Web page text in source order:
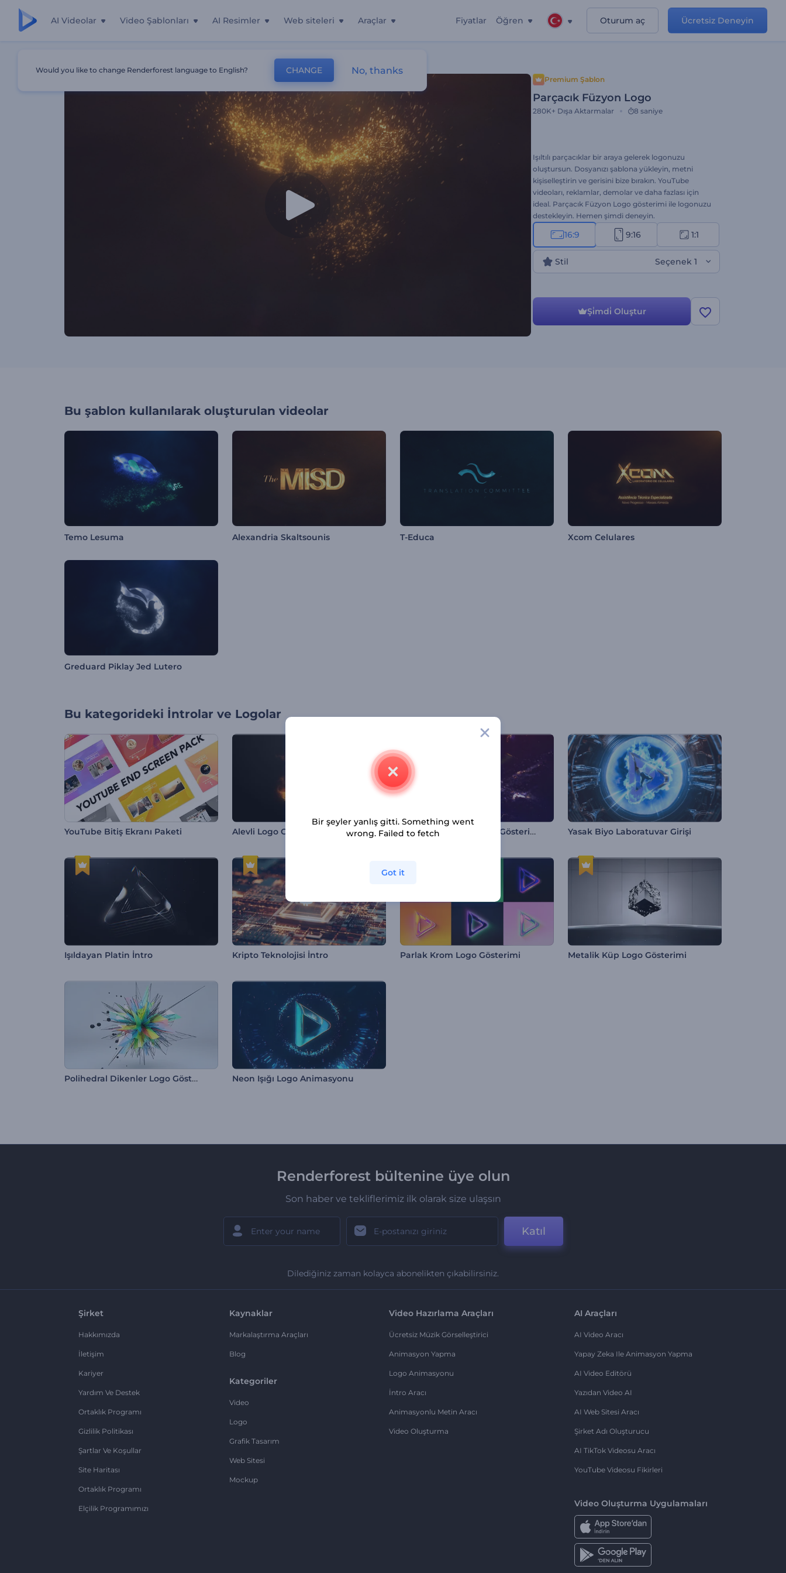
AI Videolar Video Şablonları AI Resimler Web siteleri Araçlar Fiyatlar Öğren Oturum aç Ücretsiz Deneyin
Premium Şablon
Parçacık Füzyon Logo
280K+ Dışa Aktarmalar 8 saniye
Işıltılı parçacıklar bir araya gelerek logonuzu
oluştursun. Dosyanızı şablona yükleyin, metni
kişiselleştirin ve gerisini bize bırakın. YouTube
videoları, reklamlar, demolar ve daha fazlası için
ideal. Parçacık Füzyon Logo gösterimi ile logonuzu
destekleyin. Hemen şimdi deneyin.
16:9 9:16 1:1
Stil Seçenek 1
Şi̇mdi̇ Oluştur
Bu şablon kullanılarak oluşturulan videolar
Temo Lesuma Alexandria Skaltsounis T-Educa Xcom Celulares
Greduard Piklay Jed Lutero
Bu kategorideki İntrolar ve Logolar
YouTube Bitiş Ekranı Paketi Alevli Logo Gösterimi Ateşli Parçacıklar Logo Gösterimi Yasak Biyo Laboratuvar Girişi
Işıldayan Platin İntro Kripto Teknolojisi İntro Parlak Krom Logo Gösterimi Metalik Küp Logo Gösterimi
Polihedral Dikenler Logo Gösterimi Neon Işığı Logo Animasyonu
Renderforest bültenine üye olun
Son haber ve tekliflerimiz ilk olarak size ulaşsın
Katıl
Dilediğiniz zaman kolayca abonelikten çıkabilirsiniz.
Şirket
Hakkımızda
İletişim
Kariyer
Yardım Ve Destek
Ortaklık Programı
Gizlilik Politikası
Şartlar Ve Koşullar
Site Haritası
Ortaklık Programı
Elçilik Programımızı
Kaynaklar
Markalaştırma Araçları
Blog
Kategoriler
Video
Logo
Grafik Tasarım
Web Sitesi
Mockup
Video Hazırlama Araçları
Ücretsiz Müzik Görselleştirici
Animasyon Yapma
Logo Animasyonu
İntro Aracı
Animasyonlu Metin Aracı
Video Oluşturma
AI Araçları
AI Video Aracı
Yapay Zeka Ile Animasyon Yapma
AI Video Editörü
Yazıdan Video AI
AI Web Sitesi Aracı
Şirket Adı Oluşturucu
AI TikTok Videosu Aracı
YouTube Videosu Fikirleri
Video Oluşturma Uygulamaları
Would you like to change Renderforest language to English? CHANGE No, thanks
Bir şeyler yanlış gitti. Something went
wrong. Failed to fetch
Got it